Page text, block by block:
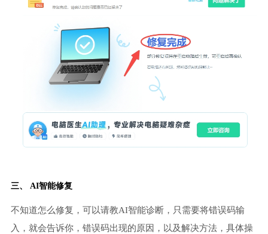
三、 AI智能修复
不知道怎么修复，可以请教AI智能诊断，只需要将错误码输
入，就会告诉你，错误码出现的原因，以及解决方法，具体操